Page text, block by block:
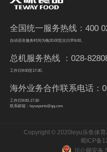
全国统一服务热线：400
自动语音服务时间为晚20:00至次日早9:00。
总机服务热线 ：028-
工作日9:00至17:30。
海外业务合作联系电话：
工作日9:00-17:30
联系邮箱：leyusports@qq.com
Copyright © 2020leyu乐鱼体
蜀ICP备